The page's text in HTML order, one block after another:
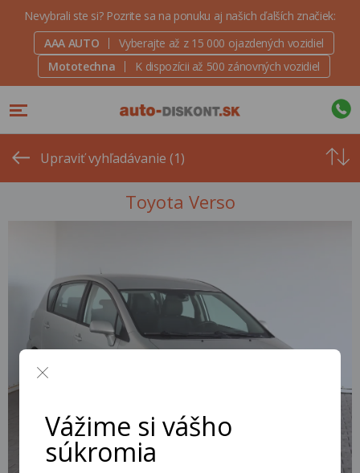
Nevybrali ste si? Pozrite sa na ponuku aj našich ďalších značiek:
AAA AUTO
Vyberajte až z 15 000 ojazdených vozidiel
Mototechna
K dispozícii až 500 zánovných vozidiel
Upraviť vyhľadávanie (1)
ceny
Toyota Verso
Vážime si vášho
súkromia